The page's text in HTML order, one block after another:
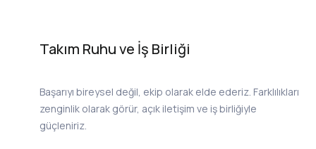
Takım Ruhu ve İş Birliği
Başarıyı bireysel değil, ekip olarak elde ederiz. Farklılıkları
zenginlik olarak görür, açık iletişim ve iş birliğiyle
güçleniriz.